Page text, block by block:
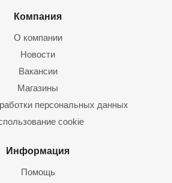
Компания
О компании
Новости
Вакансии
Магазины
персональных данных
cookie
Информация
Помощь